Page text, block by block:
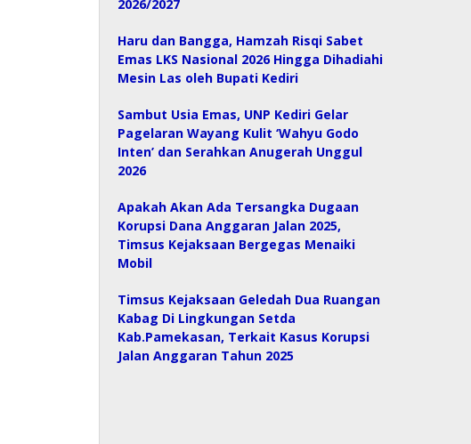
2026/2027
Haru dan Bangga, Hamzah Risqi Sabet
Emas LKS Nasional 2026 Hingga Dihadiahi
Mesin Las oleh Bupati Kediri
Sambut Usia Emas, UNP Kediri Gelar
Pagelaran Wayang Kulit ‘Wahyu Godo
Inten’ dan Serahkan Anugerah Unggul
2026
Apakah Akan Ada Tersangka Dugaan
Korupsi Dana Anggaran Jalan 2025,
Timsus Kejaksaan Bergegas Menaiki
Mobil
Timsus Kejaksaan Geledah Dua Ruangan
Kabag Di Lingkungan Setda
Kab.Pamekasan, Terkait Kasus Korupsi
Jalan Anggaran Tahun 2025